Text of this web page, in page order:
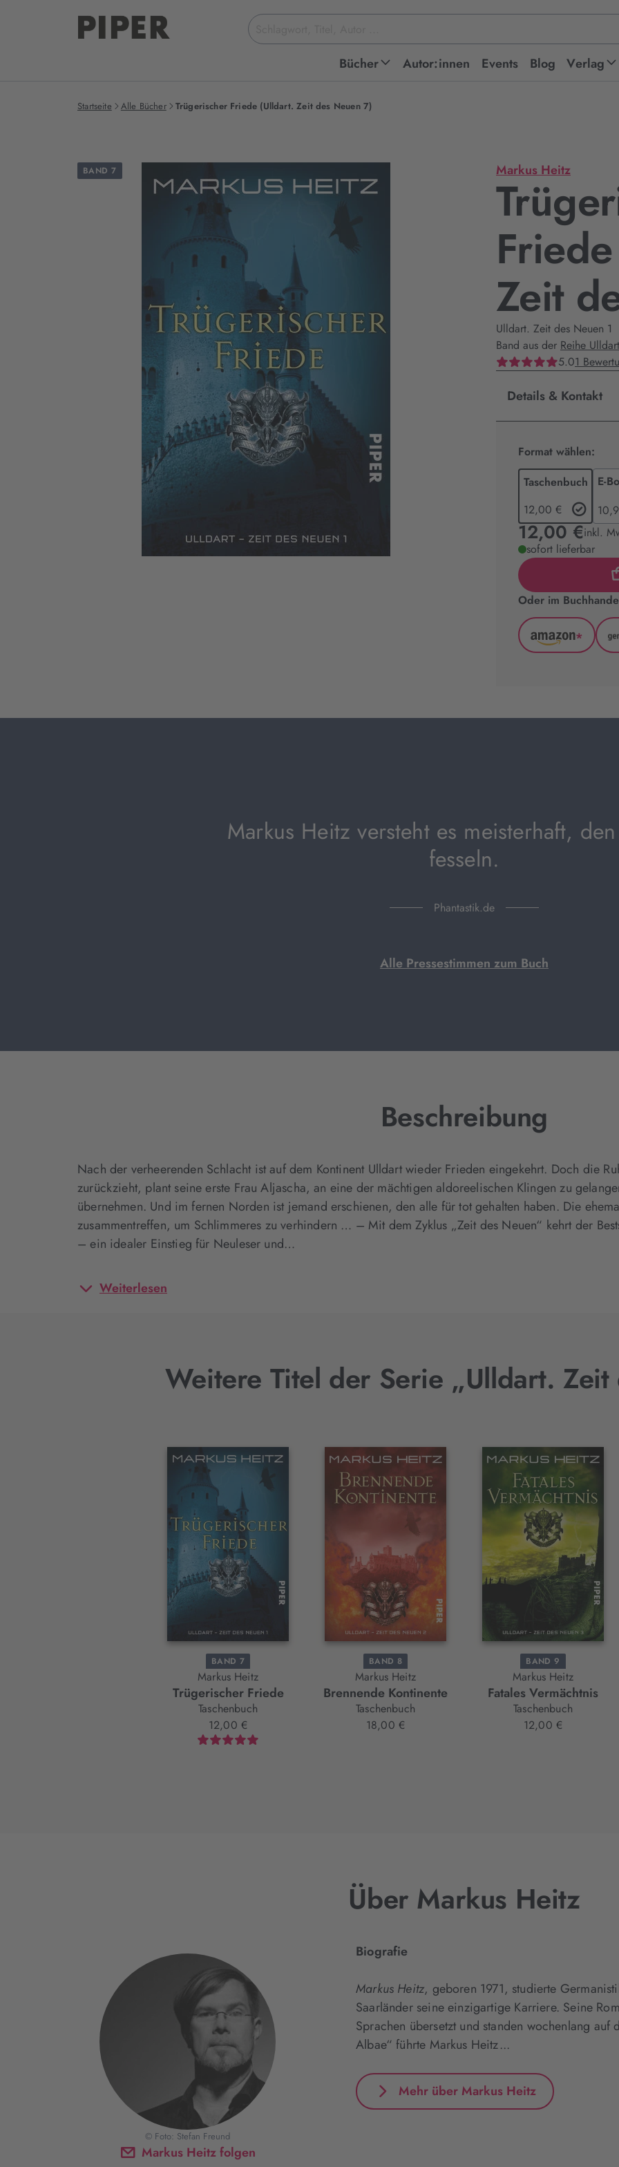
Suchbegriff
eingeben
Bücher Autor:innen Events Blog Verlag
Startseite Alle Bücher Trügerischer Friede (Ulldart. Zeit des Neuen 7)
BAND 7 Markus Heitz
Zeit
Ulldart. Zeit des Neuen 1
Band aus der Reihe
5.01
Details & Kontakt
Format wählen:
Taschenbuch
12,00 €
E-
12,00 €inkl.
sofort lieferbar
Oder im
Amazon
geöffnet)
*
Markus Heitz versteht es meisterhaft,
fesseln.
Phantastik.de
Alle Pressestimmen zum Buch
Beschreibung
Nach der verheerenden Schlacht ist auf dem Kontinent Ulldart wieder Frieden eingekehrt. Doch die
zurückzieht, plant seine erste Frau Aljascha, an eine der mächtigen aldoreelischen Klingen zu
übernehmen. Und im fernen Norden ist jemand erschienen, den alle für tot gehalten haben. Die
zusammentreffen, um Schlimmeres zu verhindern … – Mit dem Zyklus „Zeit des Neuen“ kehrt der
– ein idealer Einstieg für Neuleser und…
Weiterlesen
Weitere Titel der Serie „Ulldart. Zeit
Interaktives
Slider-
Element
BAND 7
Markus Heitz
Trügerischer Friede
Taschenbuch
12,00 €
BAND 8
Markus Heitz
Brennende Kontinente
Taschenbuch
18,00 €
BAND 9
Markus Heitz
Fatales Vermächtnis
Taschenbuch
12,00 €
Über Markus Heitz
Markus Heitz folgen
© Foto: Stefan Freund
Biografie
Markus Heitz, geboren 1971, studierte
Saarländer seine einzigartige Karriere. Seine
Sprachen übersetzt und standen wochenlang
Albae“ führte Markus Heitz...
Mehr über Markus Heitz